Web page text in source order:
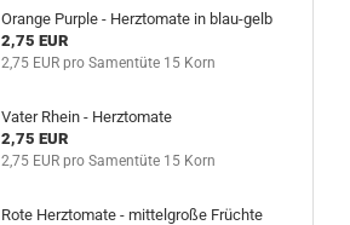
Orange Purple - Herztomate in blau-gelb
2,75 EUR
2,75 EUR pro Samentüte 15 Korn
Vater Rhein - Herztomate
2,75 EUR
2,75 EUR pro Samentüte 15 Korn
Rote Herztomate - mittelgroße Früchte